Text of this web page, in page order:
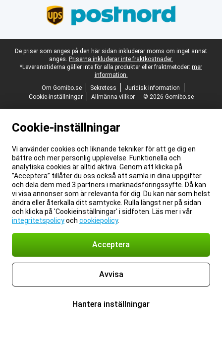
Juridisk fotnot
De priser som anges på den här sidan inkluderar moms om inget annat
anges. Priserna inkluderar inte fraktkostnader.
*Leveranstiderna gäller inte för alla produkter eller fraktmetoder: mer
information.
Om Gomibo.se
Sekretess
Juridisk information
Cookie-inställningar
Allmänna villkor © 2026 Gomibo.se
Cookie-inställningar
Vi använder cookies och liknande tekniker för att ge dig en
bättre och mer personlig upplevelse. Funktionella och
analytiska cookies är alltid aktiva. Genom att klicka på
”Acceptera” tillåter du oss också att samla in dina uppgifter
och dela dem med 3 partners i marknadsföringssyfte. Då kan
vi visa annonser som är relevanta för dig. Du kan när som helst
ändra eller återkalla ditt samtycke. Rulla längst ner på sidan
och klicka på 'Cookieinställningar' i sidfoten. Läs mer i vår
integritetspolicyoch cookiepolicy.
Acceptera
Avvisa
Hantera inställningar